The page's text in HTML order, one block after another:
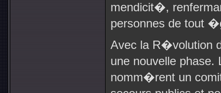
mendicit�,
personnes de tout
Avec la R�volution
une nouvelle
nomm�rent un